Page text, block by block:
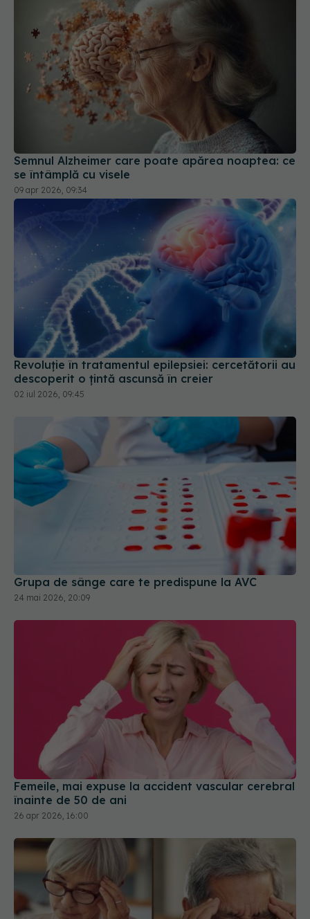
Semnul Alzheimer care poate apărea noaptea: ce
se întâmplă cu visele
09 apr 2026, 09:34
Revoluție în tratamentul epilepsiei: cercetătorii au
descoperit o țintă ascunsă în creier
02 iul 2026, 09:45
Grupa de sânge care te predispune la AVC
24 mai 2026, 20:09
Femeile, mai expuse la accident vascular cerebral
înainte de 50 de ani
26 apr 2026, 16:00